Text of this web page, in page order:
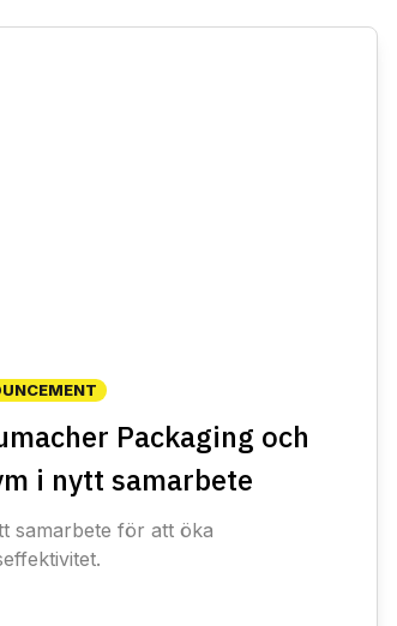
Packaging och
i nytt samarbete
samarbete för att öka